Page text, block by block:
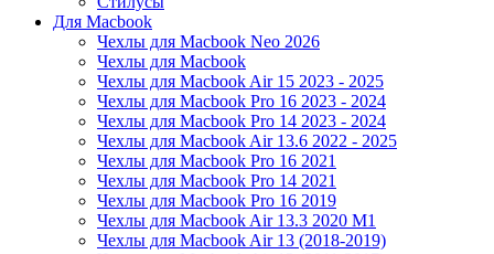
Для Macbook
Чехлы для Macbook Neo 2026
Чехлы для Macbook
Чехлы для Macbook Air 15 2023 - 2025
Чехлы для Macbook Pro 16 2023 - 2024
Чехлы для Macbook Pro 14 2023 - 2024
Чехлы для Macbook Air 13.6 2022 - 2025
Чехлы для Macbook Pro 16 2021
Чехлы для Macbook Pro 14 2021
Чехлы для Macbook Pro 16 2019
Чехлы для Macbook Air 13.3 2020 M1
Чехлы для Macbook Air 13 (2018-2019)